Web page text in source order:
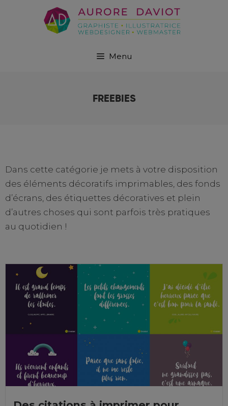
Menu
FREEBIES
Dans cette catégorie je mets à votre disposition
des éléments décoratifs imprimables, des fonds
d’écrans, des étiquettes décoratives et plein
d’autres choses qui sont parfois très pratiques
au quotidien !